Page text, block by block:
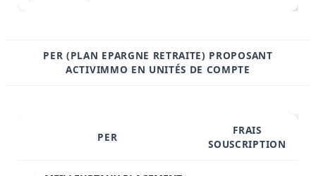
PER (PLAN EPARGNE RETRAITE) PROPOSANT
ACTIVIMMO EN UNITÉS DE COMPTE
PER
FRAIS
SOUSCRIPTION